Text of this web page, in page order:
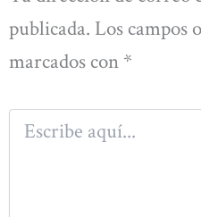
publicada. Los campos
marcados con *
Escribe
aquí...